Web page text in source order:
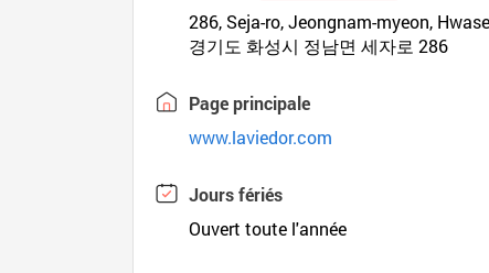
286, Seja-ro, Jeongnam-myeon,
경기도 화성시 정남면 세자로 286
Page principale
www.laviedor.com
Jours fériés
Ouvert toute l'année